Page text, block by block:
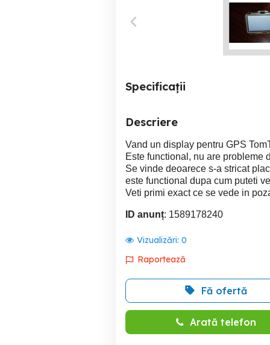
Specificații
Descriere
Vand un display pentru GPS
Este functional, nu are probleme
Se vinde deoarece s-a stricat
este functional dupa cum puteti
Veti primi exact ce se vede in
ID anunț: 1589178240
Vizualizări: 0
Raportează
Fă ofertă
Arată telefon